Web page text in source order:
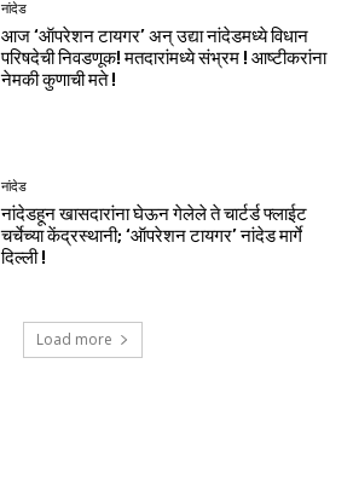
नांदेड
आज ‘ऑपरेशन टायगर’ अन् उद्या नांदेडमध्ये विधान
परिषदेची निवडणूक! मतदारांमध्ये संभ्रम ! आष्टीकरांना
नेमकी कुणाची मते !
नांदेड
नांदेडहून खासदारांना घेऊन गेलेले ते चार्टर्ड फ्लाईट
चर्चेच्या केंद्रस्थानी; ‘ऑपरेशन टायगर’ नांदेड मार्गे
दिल्ली !
Load more